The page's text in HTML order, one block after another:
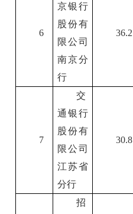
6
京银行
股份有
限公司
南京分
行
36.2
7
交
通银行
股份有
限公司
江苏省
分行
30.8
招